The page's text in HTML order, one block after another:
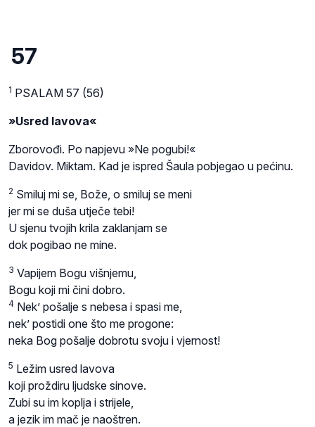
57
1 PSALAM 57 (56)
»Usred lavova«
Zborovođi. Po napjevu »Ne pogubi!«
Davidov. Miktam. Kad je ispred Šaula pobjegao u pećinu.
2 Smiluj mi se, Bože, o smiluj se meni
jer mi se duša utječe tebi!
U sjenu tvojih krila zaklanjam se
dok pogibao ne mine.
3 Vapijem Bogu višnjemu,
Bogu koji mi čini dobro.
4 Nek’ pošalje s nebesa i spasi me,
nek’ postidi one što me progone:
neka Bog pošalje dobrotu svoju i vjernost!
5 Ležim usred lavova
koji proždiru ljudske sinove.
Zubi su im koplja i strijele,
a jezik im mač je naoštren.